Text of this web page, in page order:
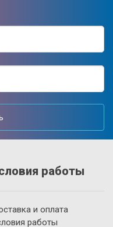
работы
и оплата
работы